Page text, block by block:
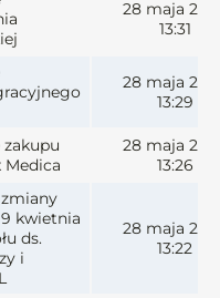
28 maja
13:31
28 maja
13:29
zakupu
28 maja
13:26
zmiany
kwietnia
ds.
i
28 maja
13:22